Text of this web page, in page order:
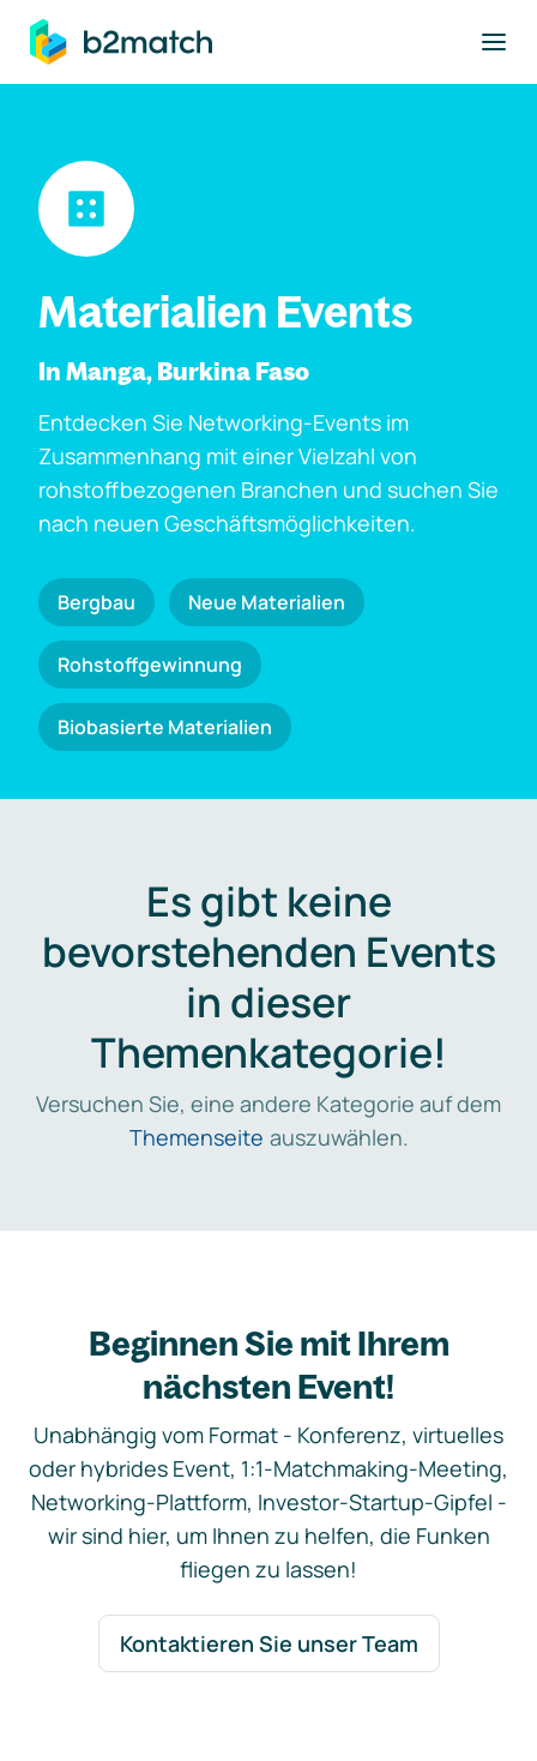
springen
Materialien Events
In Manga, Burkina Faso
Entdecken Sie Networking-Events im
Zusammenhang mit einer Vielzahl von
rohstoffbezogenen Branchen und suchen Sie
nach neuen Geschäftsmöglichkeiten.
Bergbau Neue Materialien
Rohstoffgewinnung
Biobasierte Materialien
Es gibt keine
bevorstehenden Events
in dieser
Themenkategorie!
Versuchen Sie, eine andere Kategorie auf dem
Themenseite auszuwählen.
Beginnen Sie mit Ihrem
nächsten Event!
Unabhängig vom Format - Konferenz, virtuelles
oder hybrides Event, 1:1-Matchmaking-Meeting,
Networking-Plattform, Investor-Startup-Gipfel -
wir sind hier, um Ihnen zu helfen, die Funken
fliegen zu lassen!
Kontaktieren Sie unser Team